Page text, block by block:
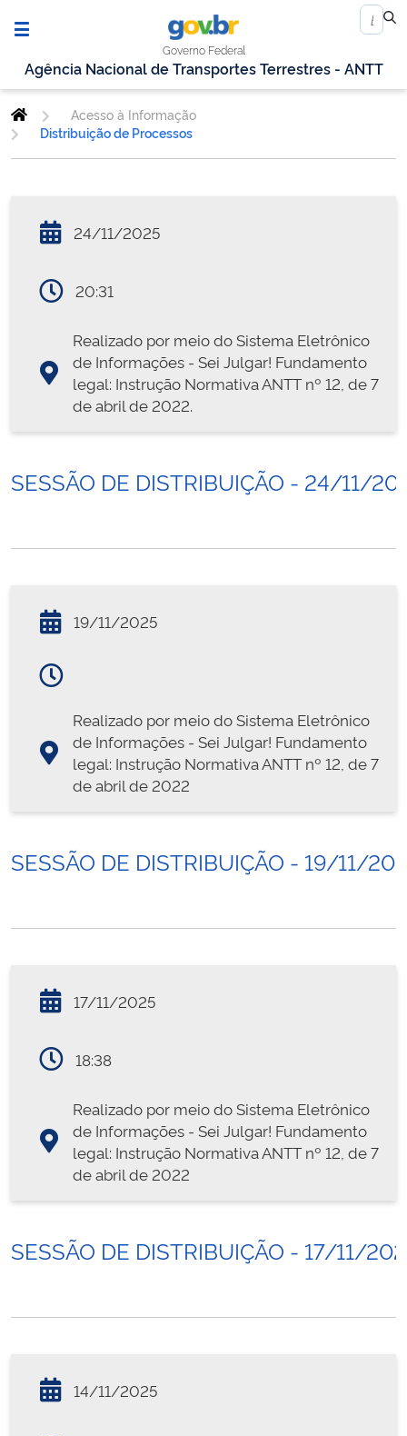
Governo Federal
Agência Nacional de Transportes Terrestres - ANTT
Acesso à Informação
Distribuição de Processos
24/11/2025
20:31
Realizado por meio do Sistema Eletrônico
de Informações - Sei Julgar! Fundamento
legal: Instrução Normativa ANTT nº 12, de 7
de abril de 2022.
SESSÃO DE DISTRIBUIÇÃO - 24/11/
19/11/2025
Realizado por meio do Sistema Eletrônico
de Informações - Sei Julgar! Fundamento
legal: Instrução Normativa ANTT nº 12, de 7
de abril de 2022
SESSÃO DE DISTRIBUIÇÃO - 19/11/
17/11/2025
18:38
Realizado por meio do Sistema Eletrônico
de Informações - Sei Julgar! Fundamento
legal: Instrução Normativa ANTT nº 12, de 7
de abril de 2022
SESSÃO DE DISTRIBUIÇÃO - 17/11/
14/11/2025